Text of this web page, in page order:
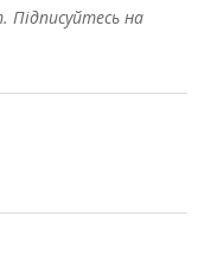
Підписуйтесь на